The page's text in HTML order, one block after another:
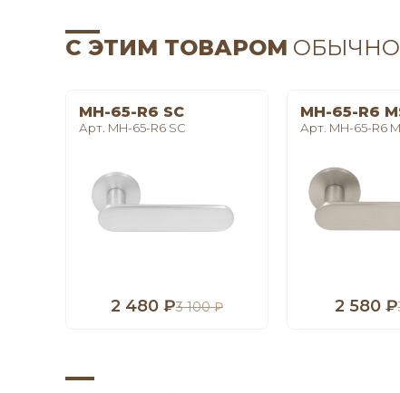
С ЭТИМ ТОВАРОМ
MH-65-R6 SC
Арт. MH-65-R6 SC
2 480 ₽3 100 ₽
MH-65-R6
Арт. MH-65-R6
2 580 ₽